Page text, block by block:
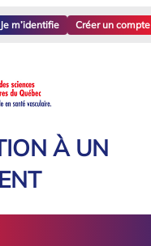
Je m’identifie Créer un compte
À UN